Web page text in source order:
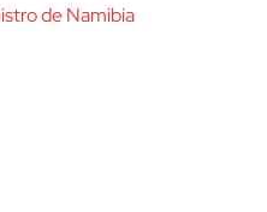
de Namibia